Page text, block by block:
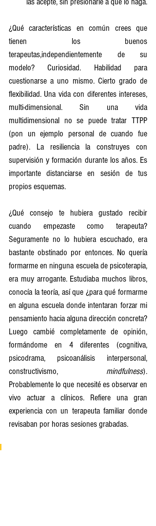
¿Qué características en común crees que
tienen los buenos
terapeutas,independientemente de su
modelo? Curiosidad. Habilidad para
cuestionarse a uno mismo. Cierto grado de
flexibilidad. Una vida con diferentes intereses,
multi-dimensional. Sin una vida
multidimensional no se puede tratar TTPP
(pon un ejemplo personal de cuando fue
padre). La resiliencia la construyes con
supervisión y formación durante los años. Es
importante distanciarse en sesión de tus
propios esquemas.
¿Qué consejo te hubiera gustado recibir
cuando empezaste como terapeuta?
Seguramente no lo hubiera escuchado, era
bastante obstinado por entonces. No quería
formarme en ninguna escuela de psicoterapia,
era muy arrogante. Estudiaba muchos libros,
conocía la teoría, así que ¿para qué formarme
en alguna escuela donde intentaran forzar mi
pensamiento hacia alguna dirección concreta?
Luego cambié completamente de opinión,
formándome en 4 diferentes (cognitiva,
psicodrama, psicoanálisis interpersonal,
constructivismo, mindfulness).
Probablemente lo que necesité es observar en
vivo actuar a clínicos. Refiere una gran
experiencia con un terapeuta familiar donde
revisaban por horas sesiones grabadas.